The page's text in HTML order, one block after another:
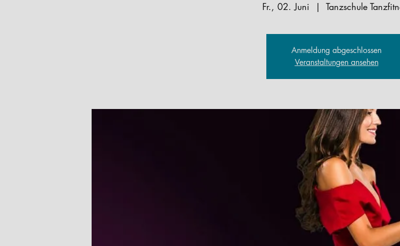
Fr., 02. Juni
  |
Tanzschule
Anmeldung abgeschlossen
Veranstaltungen ansehen